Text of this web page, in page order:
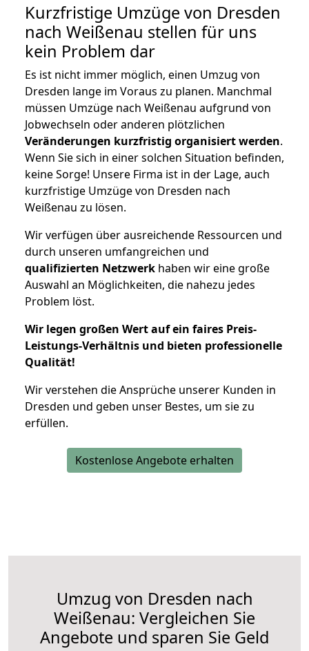
Kurzfristige Umzüge von Dresden
nach Weißenau stellen für uns
kein Problem dar
Es ist nicht immer möglich, einen Umzug von
Dresden lange im Voraus zu planen. Manchmal
müssen Umzüge nach Weißenau aufgrund von
Jobwechseln oder anderen plötzlichen
Veränderungen kurzfristig organisiert werden.
Wenn Sie sich in einer solchen Situation befinden,
keine Sorge! Unsere Firma ist in der Lage, auch
kurzfristige Umzüge von Dresden nach
Weißenau zu lösen.
Wir verfügen über ausreichende Ressourcen und
durch unseren umfangreichen und
qualifizierten Netzwerk haben wir eine große
Auswahl an Möglichkeiten, die nahezu jedes
Problem löst.
Wir legen großen Wert auf ein faires Preis-
Leistungs-Verhältnis und bieten professionelle
Qualität!
Wir verstehen die Ansprüche unserer Kunden in
Dresden und geben unser Bestes, um sie zu
erfüllen.
Kostenlose Angebote erhalten
Umzug von Dresden nach
Weißenau: Vergleichen Sie
Angebote und sparen Sie Geld